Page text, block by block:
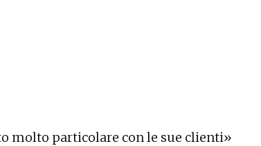
molto particolare con le sue clienti»